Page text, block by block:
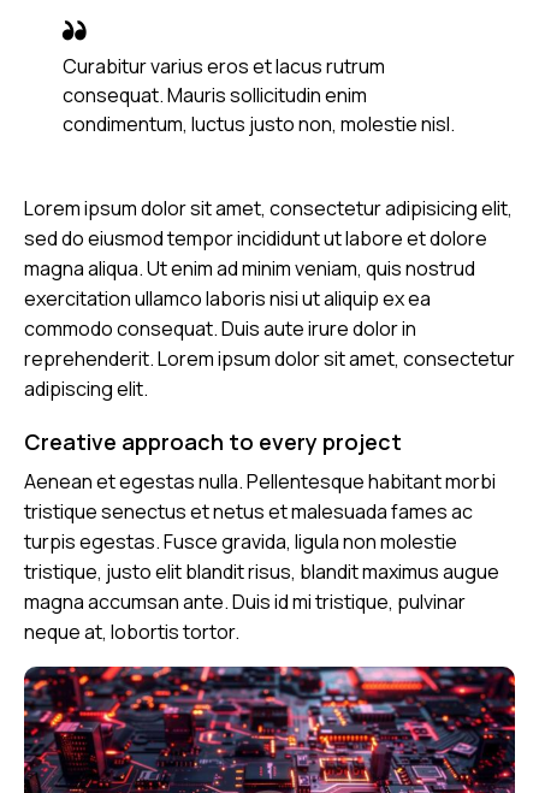
Curabitur varius eros et lacus rutrum
consequat. Mauris sollicitudin enim
condimentum, luctus justo non, molestie nisl.
Lorem ipsum dolor sit amet, consectetur adipisicing elit,
sed do eiusmod tempor incididunt ut labore et dolore
magna aliqua. Ut enim ad minim veniam, quis nostrud
exercitation ullamco laboris nisi ut aliquip ex ea
commodo consequat. Duis aute irure dolor in
reprehenderit. Lorem ipsum dolor sit amet, consectetur
adipiscing elit.
Creative approach to every project
Aenean et egestas nulla. Pellentesque habitant morbi
tristique senectus et netus et malesuada fames ac
turpis egestas. Fusce gravida, ligula non molestie
tristique, justo elit blandit risus, blandit maximus augue
magna accumsan ante. Duis id mi tristique, pulvinar
neque at, lobortis tortor.